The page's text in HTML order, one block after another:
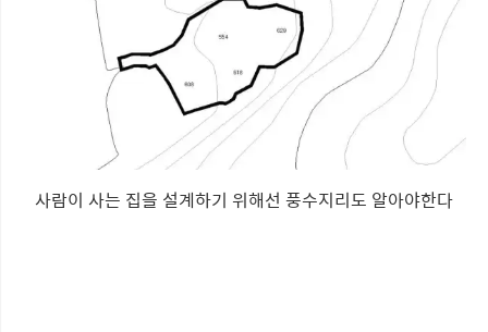
사람이 사는 집을 설계하기 위해선 풍수지리도 알아야한다